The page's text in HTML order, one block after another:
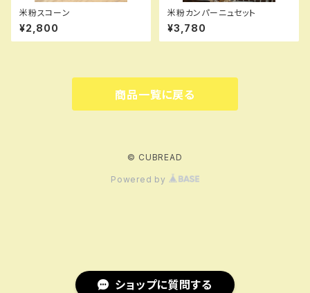
ショップに質問する
米粉スコーン
¥2,800
米粉カンパーニュセット
¥3,780
商品一覧に戻る
© CUBREAD
Powered by